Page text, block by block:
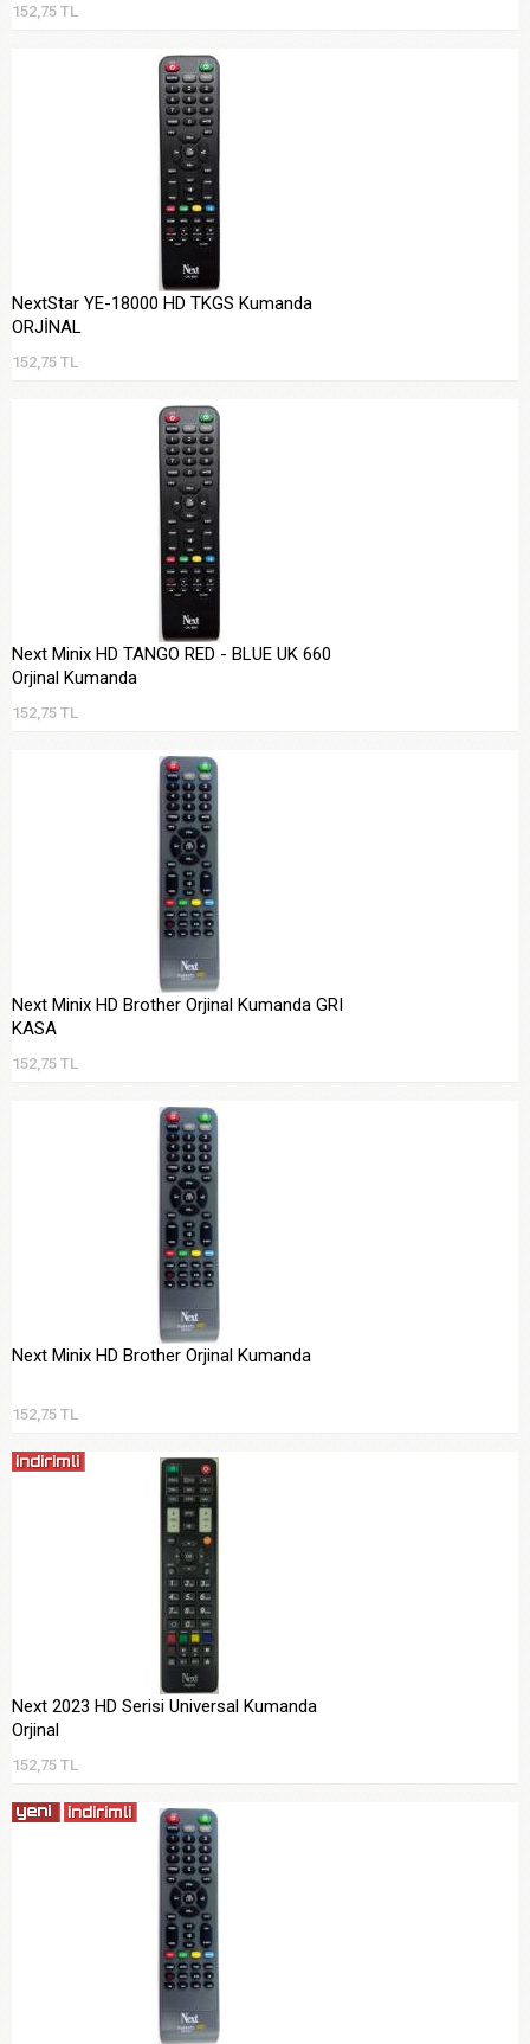
152,75 TL
NextStar YE-18000 HD TKGS Kumanda
ORJİNAL
152,75 TL
Next Minix HD TANGO RED - BLUE UK 660
Orjinal Kumanda
152,75 TL
Next Minix HD Brother Orjinal Kumanda GRI
KASA
152,75 TL
Next Minix HD Brother Orjinal Kumanda
152,75 TL
Next 2023 HD Serisi Universal Kumanda
Orjinal
152,75 TL